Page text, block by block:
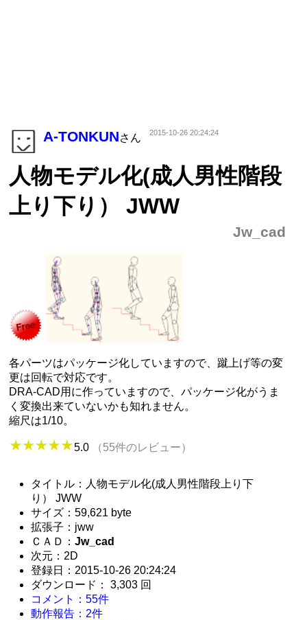
A-TONKUNさん 2015-10-26 20:24:24
人物モデル化(成人男性階段
上り下り） JWW
Jw_cad
各パーツはパッケージ化していますので、蹴上げ等の変
更は回転で対応です。
DRA-CAD用に作っていますので、パッケージ化がうま
く変換出来ていないかも知れません。
縮尺は1/10。
5.0 （55件のレビュー）
タイトル：人物モデル化(成人男性階段上り下
り） JWW
サイズ：59,621 byte
拡張子：jww
ＣＡＤ：Jw_cad
次元：2D
登録日：2015-10-26 20:24:24
ダウンロード： 3,303 回
コメント：55件
動作報告：2件